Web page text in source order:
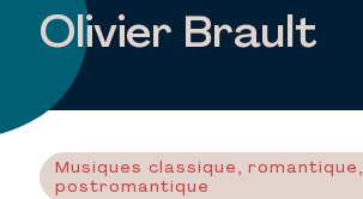
Olivier Brault
Musiques classique, romantique,
postromantique